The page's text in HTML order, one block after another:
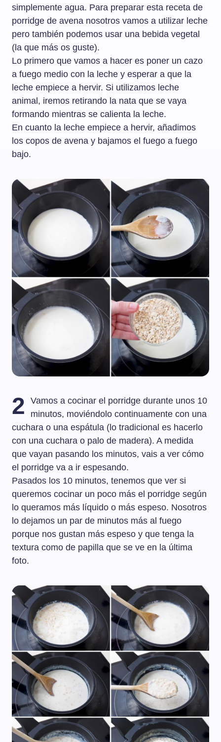
simplemente agua. Para preparar esta receta de
porridge de avena nosotros vamos a utilizar leche
pero también podemos usar una bebida vegetal
(la que más os guste).
Lo primero que vamos a hacer es poner un cazo
a fuego medio con la leche y esperar a que la
leche empiece a hervir. Si utilizamos leche
animal, iremos retirando la nata que se vaya
formando mientras se calienta la leche.
En cuanto la leche empiece a hervir, añadimos
los copos de avena y bajamos el fuego a fuego
bajo.
2
Vamos a cocinar el porridge durante unos 10
minutos, moviéndolo continuamente con una
cuchara o una espátula (lo tradicional es hacerlo
con una cuchara o palo de madera). A medida
que vayan pasando los minutos, vais a ver cómo
el porridge va a ir espesando.
Pasados los 10 minutos, tenemos que ver si
queremos cocinar un poco más el porridge según
lo queramos más líquido o más espeso. Nosotros
lo dejamos un par de minutos más al fuego
porque nos gustan más espeso y que tenga la
textura como de papilla que se ve en la última
foto.